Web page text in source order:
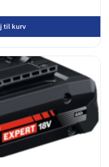
til kurv